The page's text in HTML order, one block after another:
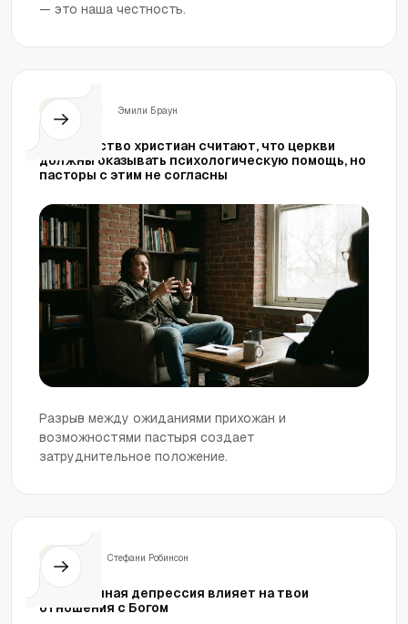
— это наша честность.
Эмили Браун
Большинство христиан считают, что церкви
должны оказывать психологическую помощь, но
пасторы с этим не согласны
Разрыв между ожиданиями прихожан и
возможностями пастыря создает
затруднительное положение.
Стефани Робинсон
Как сезонная депрессия влияет на твои
отношения с Богом